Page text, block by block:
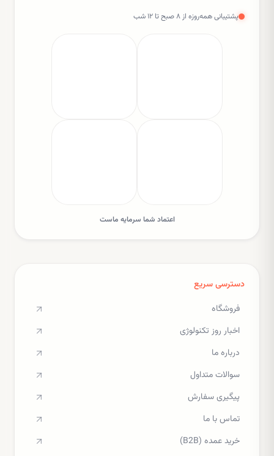
پشتیبانی همه‌روزه از ۸ صبح تا ۱۲ شب
اعتماد شما سرمایه ماست
دسترسی سریع
فروشگاه
اخبار روز تکنولوژی
درباره ما
سوالات متداول
پیگیری سفارش
تماس با ما
خرید عمده (B2B)